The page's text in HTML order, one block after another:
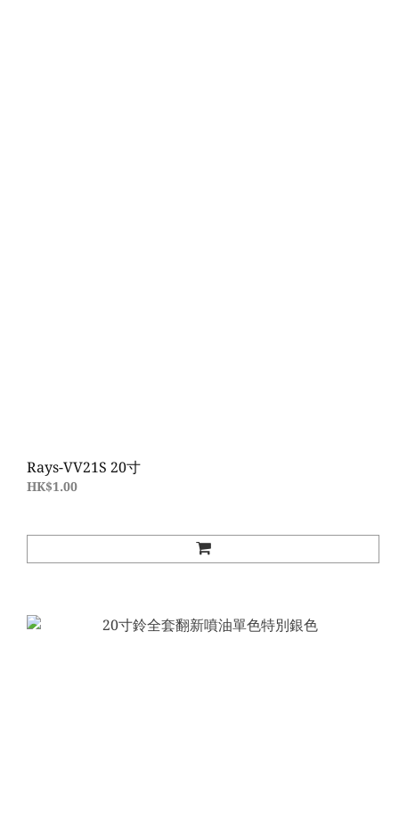
Rays-VV21S 20寸
HK$1.00